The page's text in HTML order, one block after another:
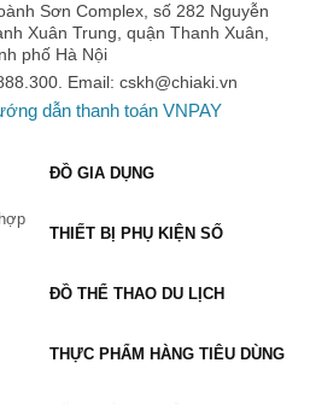
Sơn Complex, số 282 Nguyễn
Xuân Trung, quận Thanh Xuân,
phố Hà Nội
Email: cskh@chiaki.vn
dẫn thanh toán VNPAY
ĐỒ GIA DỤNG
THIẾT BỊ PHỤ KIỆN SỐ
ĐỒ THỂ THAO DU LỊCH
THỰC PHẨM HÀNG TIÊU DÙNG